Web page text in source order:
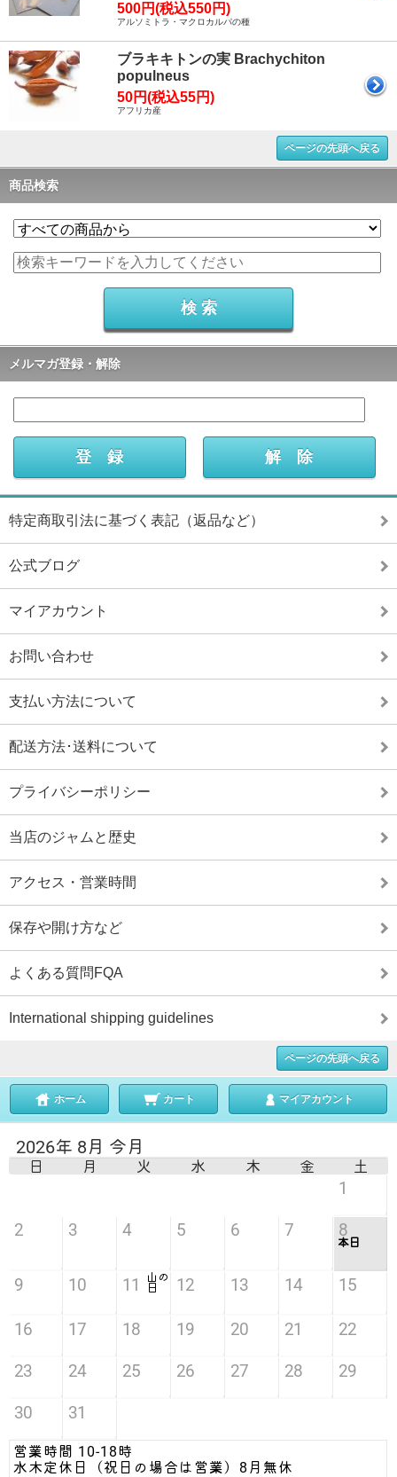
500円(税込550円)
アルソミトラ・マクロカルパの種
ブラキキトンの実 Brachychiton
populneus
50円(税込55円)
アフリカ産
ページの先頭へ戻る
商品検索
メルマガ登録・解除
特定商取引法に基づく表記（返品など）
公式ブログ
マイアカウント
お問い合わせ
支払い方法について
配送方法･送料について
プライバシーポリシー
当店のジャムと歴史
アクセス・営業時間
保存や開け方など
よくある質問FQA
International shipping guidelines
ページの先頭へ戻る
ホーム カート マイアカウント